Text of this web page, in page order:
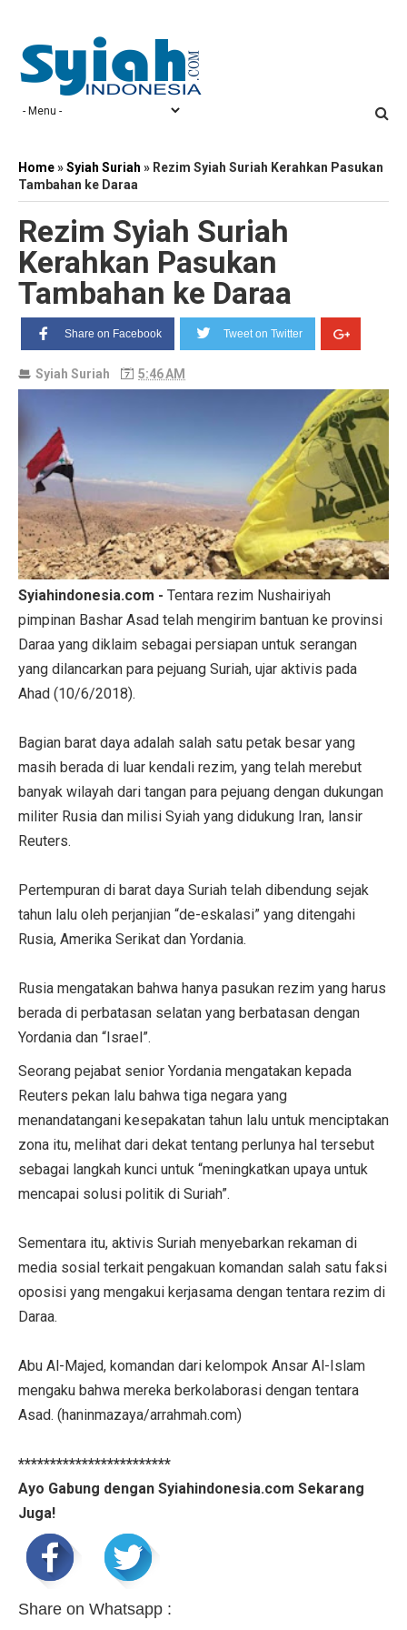
Home»Syiah Suriah » Rezim Syiah Suriah Kerahkan Pasukan
Tambahan ke Daraa
Rezim Syiah Suriah
Kerahkan Pasukan
Tambahan ke Daraa
Share on Facebook Tweet on Twitter
Syiah Suriah 5:46 AM
Syiahindonesia.com - Tentara rezim Nushairiyah
pimpinan Bashar Asad telah mengirim bantuan ke provinsi
Daraa yang diklaim sebagai persiapan untuk serangan
yang dilancarkan para pejuang Suriah, ujar aktivis pada
Ahad (10/6/2018).
Bagian barat daya adalah salah satu petak besar yang
masih berada di luar kendali rezim, yang telah merebut
banyak wilayah dari tangan para pejuang dengan dukungan
militer Rusia dan milisi Syiah yang didukung Iran, lansir
Reuters.
Pertempuran di barat daya Suriah telah dibendung sejak
tahun lalu oleh perjanjian “de-eskalasi” yang ditengahi
Rusia, Amerika Serikat dan Yordania.
Rusia mengatakan bahwa hanya pasukan rezim yang harus
berada di perbatasan selatan yang berbatasan dengan
Yordania dan “Israel”.
Seorang pejabat senior Yordania mengatakan kepada
Reuters pekan lalu bahwa tiga negara yang
menandatangani kesepakatan tahun lalu untuk menciptakan
zona itu, melihat dari dekat tentang perlunya hal tersebut
sebagai langkah kunci untuk “meningkatkan upaya untuk
mencapai solusi politik di Suriah”.
Sementara itu, aktivis Suriah menyebarkan rekaman di
media sosial terkait pengakuan komandan salah satu faksi
oposisi yang mengakui kerjasama dengan tentara rezim di
Daraa.
Abu Al-Majed, komandan dari kelompok Ansar Al-Islam
mengaku bahwa mereka berkolaborasi dengan tentara
Asad. (haninmazaya/arrahmah.com)
************************
Ayo Gabung dengan Syiahindonesia.com Sekarang
Juga!
Share on Whatsapp :